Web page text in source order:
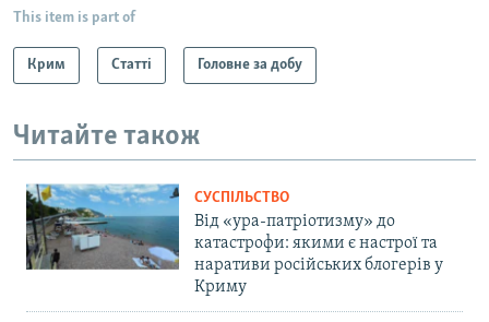
This item is part of
Крим Статті Головне за добу
Читайте також
СУСПІЛЬСТВО
Від «ура-патріотизму» до
катастрофи: якими є настрої та
наративи російських блогерів у
Криму